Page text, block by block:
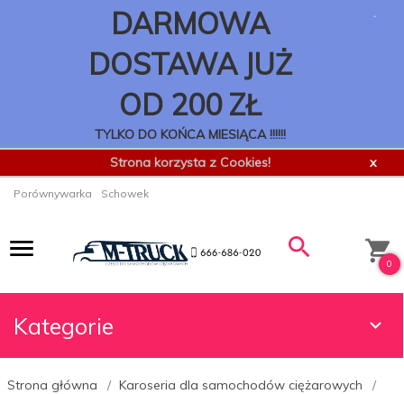
DARMOWA
DOSTAWA JUŻ
OD 200 ZŁ
TYLKO DO KOŃCA MIESIĄCA !!!!!!
.
Strona korzysta z Cookies! x
Porównywarka Schowek
0
Kategorie
Strona główna Karoseria dla samochodów ciężarowych